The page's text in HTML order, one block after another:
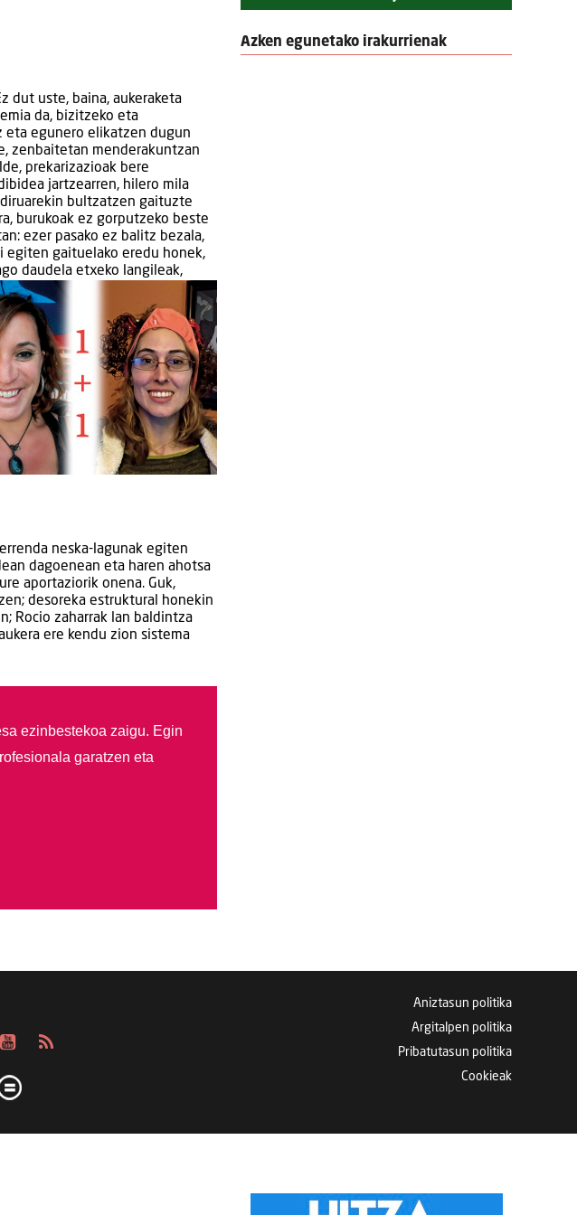
dut uste, baina, aukeraketa
da, bizitzeko eta
eta egunero elikatzen dugun
zenbaitetan menderakuntzan
prekarizazioak bere
jartzearren, hilero mila
bultzatzen gaituzte
burukoak ez gorputzeko beste
ezer pasako ez balitz bezala,
egiten gaituelako eredu honek,
daudela etxeko langileak,
neska-lagunak egiten
dagoenean eta haren ahotsa
aportaziorik onena. Guk,
desoreka estruktural honekin
Rocio zaharrak lan baldintza
ere kendu zion sistema
ezinbestekoa zaigu. Egin
garatzen eta
Azken egunetako irakurrienak
Aniztasun politika
Argitalpen politika
Pribatutasun politika
Cookieak